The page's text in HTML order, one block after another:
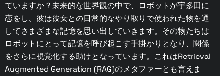
ていますか？未来的な世界観の中で、ロボットが宇多田に
恋をし、彼は彼女との日常的なやり取りで使われた物を通
してさまざまな記憶を思い出していきます。その物たちは
ロボットにとって記憶を呼び起こす手掛かりとなり、関係
をさらに視覚化する助けとなっています。これはRetrieval-
Augmented Generation (RAG)のメタファーとも言えま